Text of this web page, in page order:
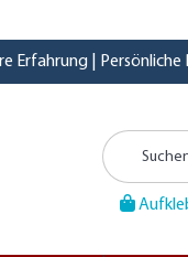
Erfahrung |